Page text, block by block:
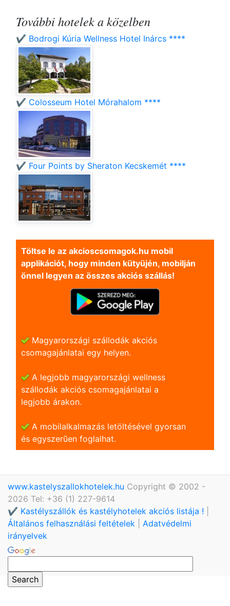
További hotelek a közelben
✔️ Bodrogi Kúria Wellness Hotel Inárcs ****
✔️ Colosseum Hotel Mórahalom ****
✔️ Four Points by Sheraton Kecskemét ****
Töltse le az akcioscsomagok.hu mobil
applikációt, hogy minden kütyüjén, mobilján
önnel legyen az összes akciós szállás!
Magyarországi szállodák akciós
csomagajánlatai egy helyen.
A legjobb magyarországi wellness
szállodák akciós csomagajánlatai a
legjobb árakon.
A mobilalkalmazás letöltésével gyorsan
és egyszerũen foglalhat.
www.kastelyszallokhotelek.hu Copyright © 2002 -
2026 Tel: +36 (1) 227-9614
✔️ Kastélyszállók és kastélyhotelek akciós listája !
Általános felhasználási feltételek
Adatvédelmi
irányelvek